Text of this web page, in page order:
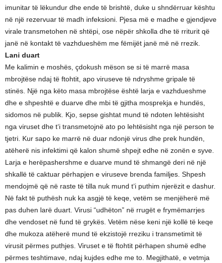
imunitar të lëkundur dhe ende të brishtë, duke u shndërruar kështu
në një rezervuar të madh infeksioni. Pjesa më e madhe e gjendjeve
virale transmetohen në shtëpi, ose nëpër shkolla dhe të rriturit që
janë në kontakt të vazhdueshëm me fëmijët janë më në rrezik.
Lani duart
Me kalimin e moshës, çdokush mëson se si të marrë masa
mbrojtëse ndaj të ftohtit, apo viruseve të ndryshme gripale të
stinës. Një nga këto masa mbrojtëse është larja e vazhdueshme
dhe e shpeshtë e duarve dhe mbi të gjitha mosprekja e hundës,
sidomos në publik. Kjo, sepse gishtat mund të ndoten lehtësisht
nga viruset dhe t‘i transmetojnë ato po lehtësisht nga një person te
tjetri. Kur sapo ke marrë në duar ndonjë virus dhe prek hundën,
atëherë nis infektimi që kalon shumë shpejt edhe në zonën e syve.
Larja e herëpashershme e duarve mund të shmangë deri në një
shkallë të caktuar përhapjen e viruseve brenda familjes. Shpesh
mendojmë që në raste të tilla nuk mund t‘i puthim njerëzit e dashur.
Në fakt të puthësh nuk ka asgjë të keqe, vetëm se menjëherë më
pas duhen larë duart. Virusi “udhëton” në rrugët e frymëmarrjes
dhe vendoset në fund të grykës. Vetëm nëse keni një kollë të keqe
dhe mukoza atëherë mund të ekzistojë rreziku i transmetimit të
virusit përmes puthjes. Viruset e të ftohtit përhapen shumë edhe
përmes teshtimave, ndaj kujdes edhe me to. Megjithatë, e vetmja